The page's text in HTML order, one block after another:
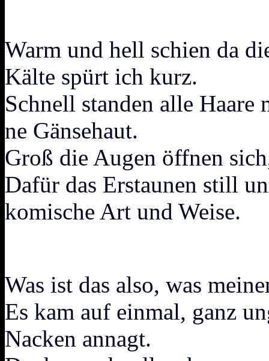
Warm und hell schien da
Kälte spürt ich kurz.
Schnell standen alle
ne Gänsehaut.
Groß die Augen öffnen
Dafür das Erstaunen still
komische Art und Weise.
Was ist das also, was
Es kam auf einmal, ganz
Nacken annagt.